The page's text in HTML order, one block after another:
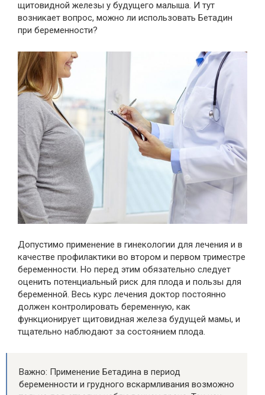
щитовидной железы у будущего малыша. И тут
возникает вопрос, можно ли использовать Бетадин
при беременности?
Допустимо применение в гинекологии для лечения и в
качестве профилактики во втором и первом триместре
беременности. Но перед этим обязательно следует
оценить потенциальный риск для плода и пользы для
беременной. Весь курс лечения доктор постоянно
должен контролировать беременную, как
функционирует щитовидная железа будущей мамы, и
тщательно наблюдают за состоянием плода.
Важно: Применение Бетадина в период
беременности и грудного вскармливания возможно